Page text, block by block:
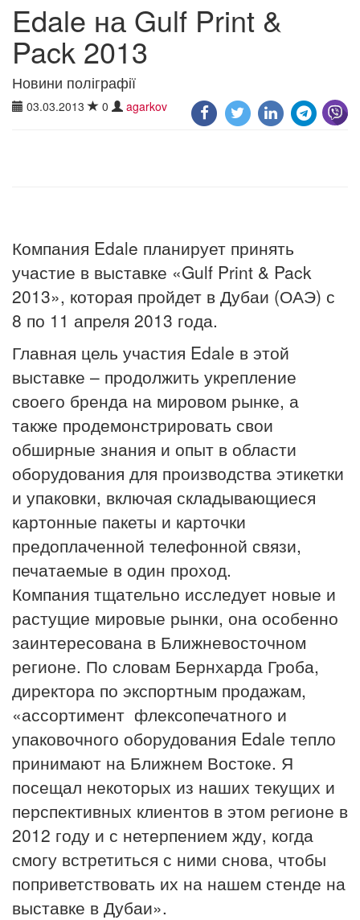
Edale на Gulf Print &
Pack 2013
Новини поліграфії
03.03.2013 0 agarkov
Компания Edale планирует принять
участие в выставке «Gulf Print & Pack
2013», которая пройдет в Дубаи (ОАЭ) с
8 по 11 апреля 2013 года.
Главная цель участия Edale в этой
выставке – продолжить укрепление
своего бренда на мировом рынке, а
также продемонстрировать свои
обширные знания и опыт в области
оборудования для производства этикетки
и упаковки, включая складывающиеся
картонные пакеты и карточки
предоплаченной телефонной связи,
печатаемые в один проход.
Компания тщательно исследует новые и
растущие мировые рынки, она особенно
заинтересована в Ближневосточном
регионе. По словам Бернхарда Гроба,
директора по экспортным продажам,
«ассортимент флексопечатного и
упаковочного оборудования Edale тепло
принимают на Ближнем Востоке. Я
посещал некоторых из наших текущих и
перспективных клиентов в этом регионе в
2012 году и с нетерпением жду, когда
смогу встретиться с ними снова, чтобы
поприветствовать их на нашем стенде на
выставке в Дубаи».